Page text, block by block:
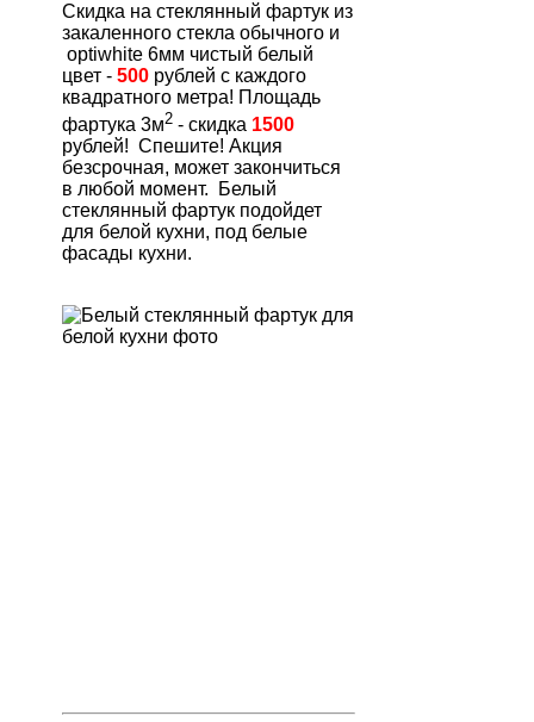
Скидка на стеклянный фартук из
закаленного стекла обычного и
optiwhite 6мм чистый белый
цвет - 500 рублей с каждого
квадратного метра! Площадь
фартука 3м2 - скидка 1500
рублей! Спешите! Акция
безсрочная, может закончиться
в любой момент. Белый
стеклянный фартук подойдет
для белой кухни, под белые
фасады кухни.